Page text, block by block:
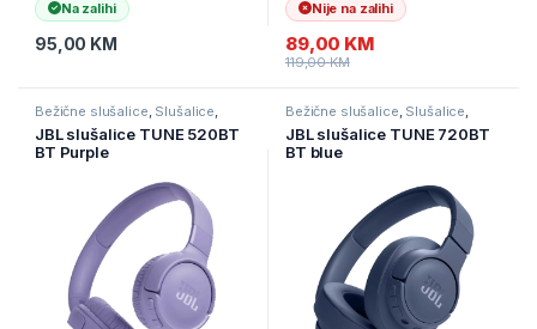
Na zalihi
95,00 KM
Nije na zalihi
89,00 KM
119,00KM
Bežične slušalice, Slušalice,
Televizori i audio
JBL slušalice TUNE 520BT
BT Purple
Bežične slušalice, Slušalice,
Televizori i audio
JBL slušalice TUNE 720BT
BT blue